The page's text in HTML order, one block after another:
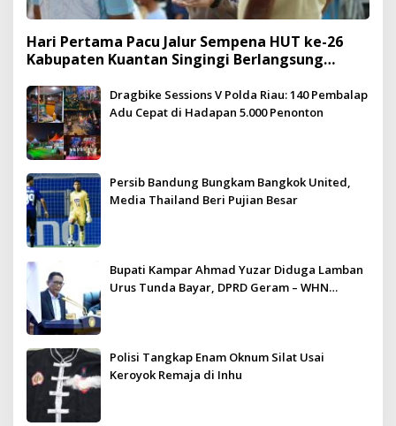
Hari Pertama Pacu Jalur Sempena HUT ke-26
Kabupaten Kuantan Singingi Berlangsung
Dragbike Sessions V Polda Riau: 140 Pembalap
Adu Cepat di Hadapan 5.000 Penonton
Persib Bandung Bungkam Bangkok United,
Media Thailand Beri Pujian Besar
Bupati Kampar Ahmad Yuzar Diduga Lamban
Urus Tunda Bayar, DPRD Geram – WHN
Polisi Tangkap Enam Oknum Silat Usai
Keroyok Remaja di Inhu